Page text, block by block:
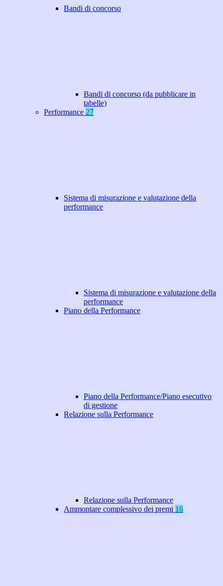
Bandi di concorso
Bandi di concorso (da pubblicare in
tabelle)
Performance 27
Sistema di misurazione e valutazione della
performance
Sistema di misurazione e valutazione della
performance
Piano della Performance
Piano della Performance/Piano esecutivo
di gestione
Relazione sulla Performance
Relazione sulla Performance
Ammontare complessivo dei premi 16